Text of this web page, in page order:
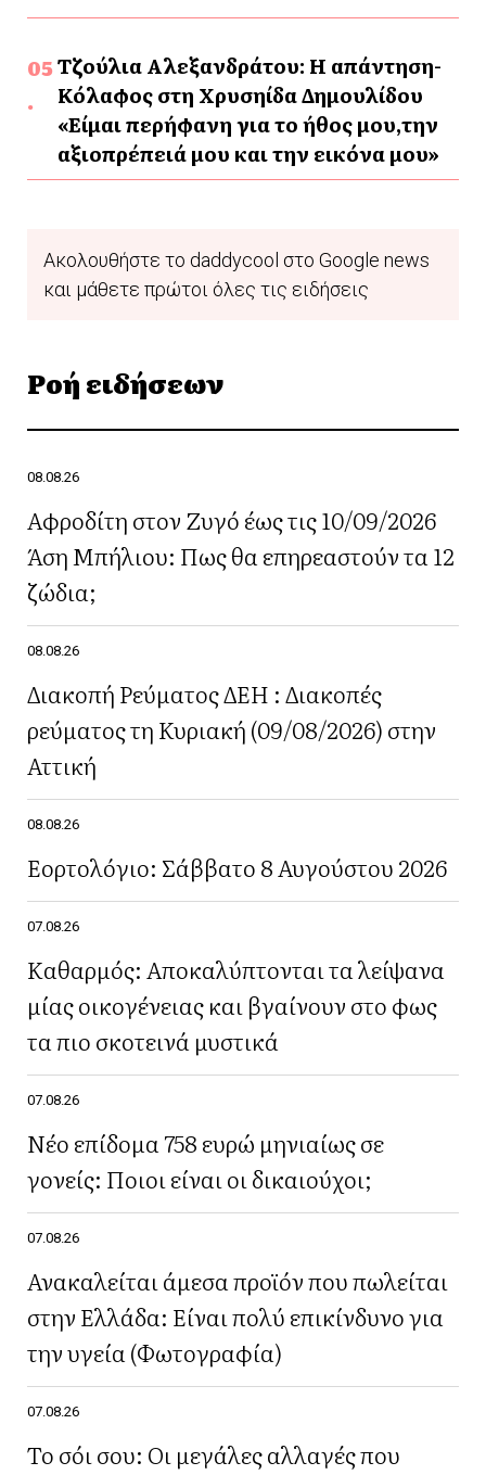
Τζούλια Αλεξανδράτου: Η απάντηση-
Κόλαφος στη Χρυσηίδα Δημουλίδου
«Είμαι περήφανη για το ήθος μου,την
αξιοπρέπειά μου και την εικόνα μου»
Ακολουθήστε το daddycool στο Google news
και μάθετε πρώτοι όλες τις ειδήσεις
Ροή ειδήσεων
08.08.26
Αφροδίτη στον Ζυγό έως τις 10/09/2026
Άση Μπήλιου: Πως θα επηρεαστούν τα 12
ζώδια;
08.08.26
Διακοπή Ρεύματος ΔΕΗ : Διακοπές
ρεύματος τη Κυριακή (09/08/2026) στην
Αττική
08.08.26
Εορτολόγιο: Σάββατο 8 Αυγούστου 2026
07.08.26
Καθαρμός: Αποκαλύπτονται τα λείψανα
μίας οικογένειας και βγαίνουν στο φως
τα πιο σκοτεινά μυστικά
07.08.26
Νέο επίδομα 758 ευρώ μηνιαίως σε
γονείς: Ποιοι είναι οι δικαιούχοι;
07.08.26
Ανακαλείται άμεσα προϊόν που πωλείται
στην Ελλάδα: Είναι πολύ επικίνδυνο για
την υγεία (Φωτογραφία)
07.08.26
Το σόι σου: Οι μεγάλες αλλαγές που